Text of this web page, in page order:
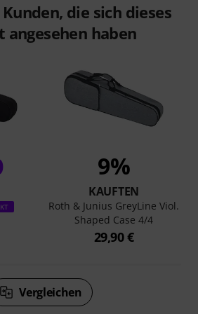
die sich dieses
angesehen haben
9%
KAUFTEN
Roth & Junius GreyLine Viol.
Shaped Case 4/4
29,90 €
Vergleichen